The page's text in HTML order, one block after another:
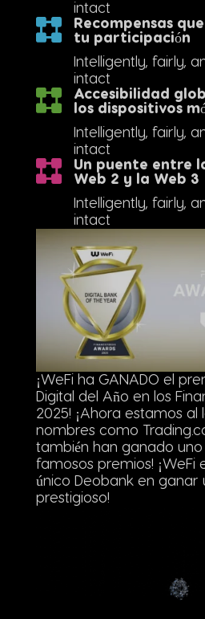
intact
Recompensas
tu participación
Intelligently, fairly,
intact
Accesibilidad
los dispositivos
Intelligently, fairly,
intact
Un puente entre
Web 2 y la Web 3
Intelligently, fairly,
intact
¡WeFi ha GANADO el
Digital del Año en los
2025! ¡Ahora estamos
nombres como
también han ganado
famosos premios! ¡WeFi
único Deobank en ganar
prestigioso!